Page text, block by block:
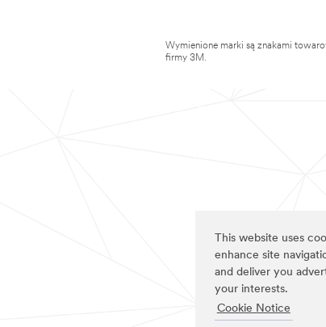
This website uses
enhance site
and deliver you
your interests.
Cookie Notice
Wymienione marki są znakami
firmy 3M.